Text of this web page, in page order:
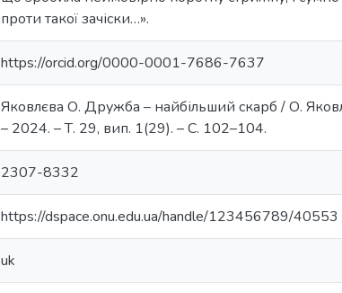
проти такої зачіски…».
https://orcid.org/0000-0001-7686-7637
Яковлєва О. Дружба – найбільший скарб / О.
– 2024. – Т. 29, вип. 1(29). – С. 102–104.
2307-8332
https://dspace.onu.edu.ua/handle/123456789/40553
uk